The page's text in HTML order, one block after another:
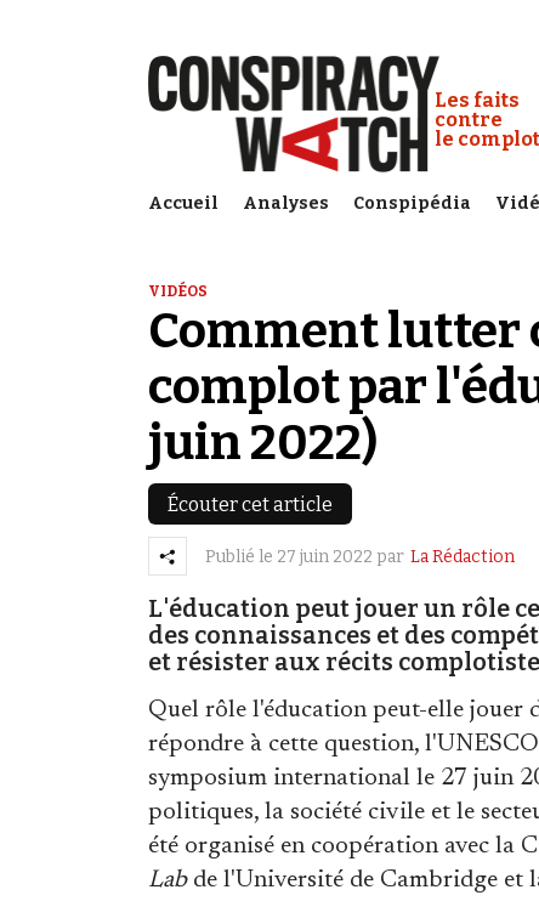
Les faits
contre
le
Accueil Analyses Conspipédia
VIDÉOS
Comment lutter
complot par
juin 2022)
Écouter cet article
Publié le 27 juin 2022 par La Rédaction
L'éducation peut jouer un rôle
des connaissances et des
et résister aux récits
Quel rôle l'éducation peut-elle jouer
répondre à cette question,
symposium international le 27 juin
politiques, la société civile et le
été organisé en coopération avec la
Labde l'Université de Cambridge et